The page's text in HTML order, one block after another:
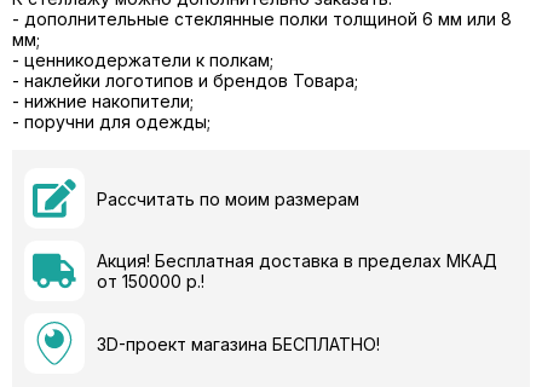
- дополнительные стеклянные полки толщиной 6 мм или 8
мм;
- ценникодержатели к полкам;
- наклейки логотипов и брендов Товара;
- нижние накопители;
- поручни для одежды;
Рассчитать по моим размерам
Акция! Бесплатная доставка в пределах МКАД
от 150000 р.!
3D-проект магазина БЕСПЛАТНО!